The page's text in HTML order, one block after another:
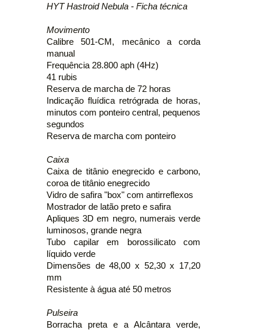
HYT Hastroid Nebula - Ficha técnica
Movimento
Calibre 501-CM, mecânico a corda
manual
Frequência 28.800 aph (4Hz)
41 rubis
Reserva de marcha de 72 horas
Indicação fluídica retrógrada de horas,
minutos com ponteiro central, pequenos
segundos
Reserva de marcha com ponteiro
Caixa
Caixa de titânio enegrecido e carbono,
coroa de titânio enegrecido
Vidro de safira "box" com antirreflexos
Mostrador de latão preto e safira
Apliques 3D em negro, numerais verde
luminosos, grande negra
Tubo capilar em borossilicato com
líquido verde
Dimensões de 48,00 x 52,30 x 17,20
mm
Resistente à água até 50 metros
Pulseira
Borracha preta e a Alcântara verde,